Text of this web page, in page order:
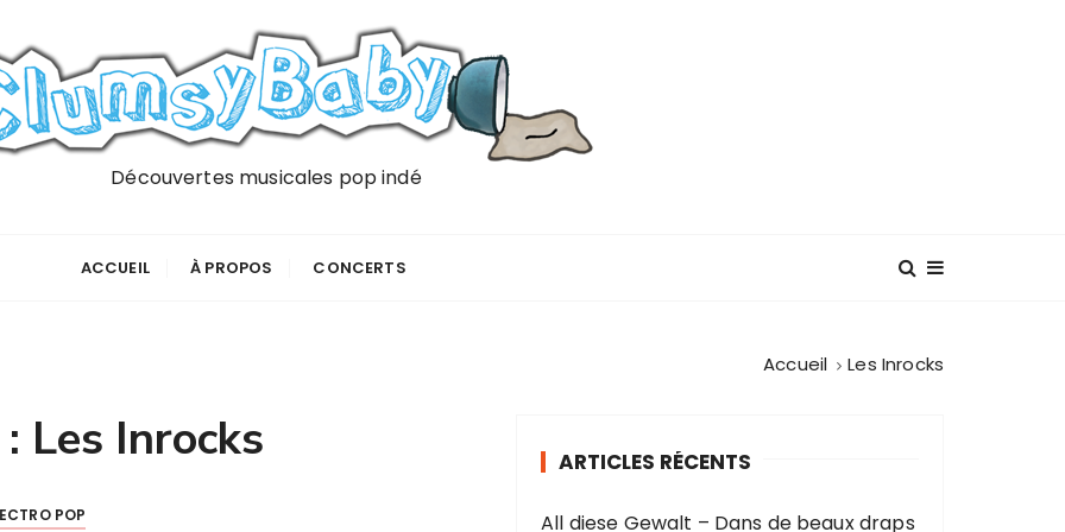
Découvertes musicales pop indé
ACCUEIL À PROPOS CONCERTS
Accueil Les Inrocks
Les Inrocks
POP
ARTICLES RÉCENTS
All diese Gewalt – Dans de beaux draps